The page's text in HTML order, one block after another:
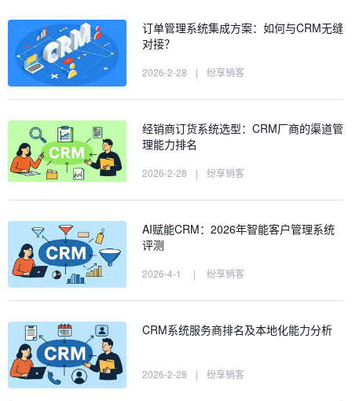
订单管理系统集成方案：如何与CRM无缝
对接？
2026-2-28 | 纷享销客
经销商订货系统选型：CRM厂商的渠道管
理能力排名
2026-2-28 | 纷享销客
AI赋能CRM：2026年智能客户管理系统
评测
2026-4-1 | 纷享销客
CRM系统服务商排名及本地化能力分析
2026-2-28 | 纷享销客